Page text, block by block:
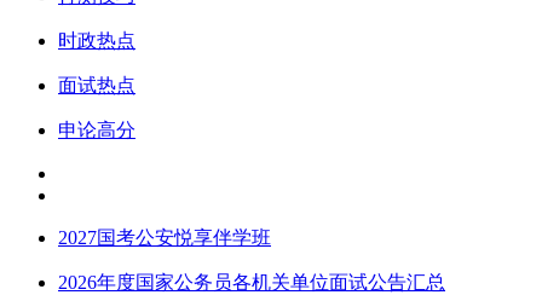
时政热点
面试热点
申论高分
2027国考公安悦享伴学班
2026年度国家公务员各机关单位面试公告汇总